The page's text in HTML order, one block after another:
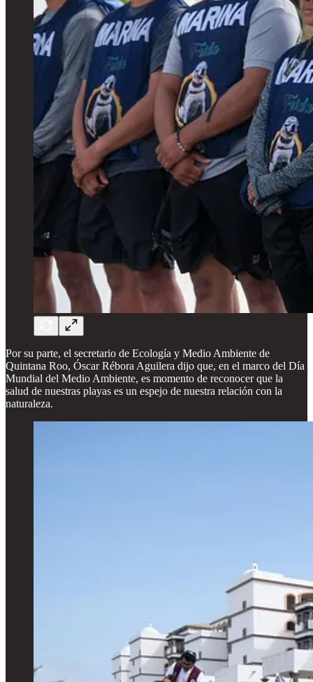
Por su parte, el secretario de Ecología y Medio Ambiente de
Quintana Roo, Óscar Rébora Aguilera dijo que, en el marco del Día
Mundial del Medio Ambiente, es momento de reconocer que la
salud de nuestras playas es un espejo de nuestra relación con la
naturaleza.